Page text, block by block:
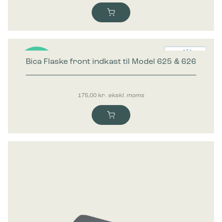
Bica Flaske front indkast til Model 625 & 626
175,00 kr. ekskl. moms